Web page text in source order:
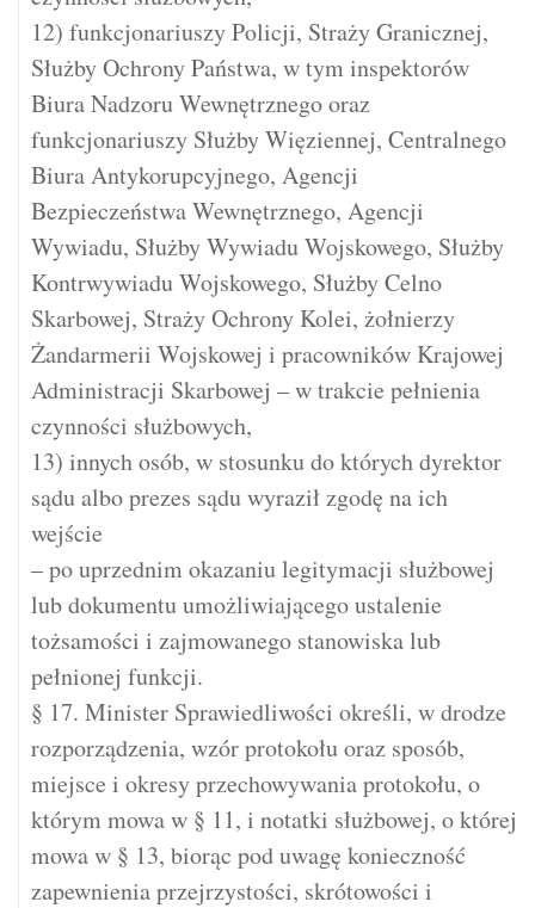
12) funkcjonariuszy Policji, Straży Granicznej,
Służby Ochrony Państwa, w tym inspektorów
Biura Nadzoru Wewnętrznego oraz
funkcjonariuszy Służby Więziennej, Centralnego
Biura Antykorupcyjnego, Agencji
Bezpieczeństwa Wewnętrznego, Agencji
Wywiadu, Służby Wywiadu Wojskowego, Służby
Kontrwywiadu Wojskowego, Służby Celno
Skarbowej, Straży Ochrony Kolei, żołnierzy
Żandarmerii Wojskowej i pracowników Krajowej
Administracji Skarbowej – w trakcie pełnienia
czynności służbowych,
13) innych osób, w stosunku do których dyrektor
sądu albo prezes sądu wyraził zgodę na ich
wejście
– po uprzednim okazaniu legitymacji służbowej
lub dokumentu umożliwiającego ustalenie
tożsamości i zajmowanego stanowiska lub
pełnionej funkcji.
§ 17. Minister Sprawiedliwości określi, w drodze
rozporządzenia, wzór protokołu oraz sposób,
miejsce i okresy przechowywania protokołu, o
którym mowa w § 11, i notatki służbowej, o której
mowa w § 13, biorąc pod uwagę konieczność
zapewnienia przejrzystości, skrótowości i